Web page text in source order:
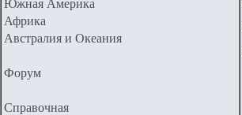
Южная Америка
Африка
Австралия и Океания
Форум
Справочная